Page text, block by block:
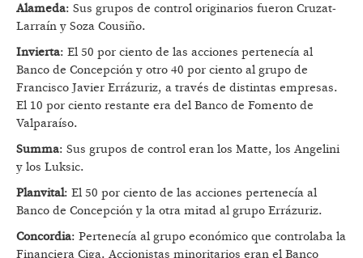
Alameda: Sus grupos de control originarios fueron Cruzat-
Larraín y Soza Cousiño.
Invierta: El 50 por ciento de las acciones pertenecía al
Banco de Concepción y otro 40 por ciento al grupo de
Francisco Javier Errázuriz, a través de distintas empresas.
El 10 por ciento restante era del Banco de Fomento de
Valparaíso.
Summa: Sus grupos de control eran los Matte, los Angelini
y los Luksic.
Planvital: El 50 por ciento de las acciones pertenecía al
Banco de Concepción y la otra mitad al grupo Errázuriz.
Concordia: Pertenecía al grupo económico que controlaba la
Financiera Ciga. Accionistas minoritarios eran el Banco